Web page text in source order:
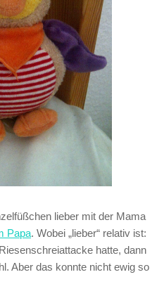
lieber mit der Mama
Papa. Wobei „lieber“ relativ ist:
hatte, dann
Aber das konnte nicht ewig so